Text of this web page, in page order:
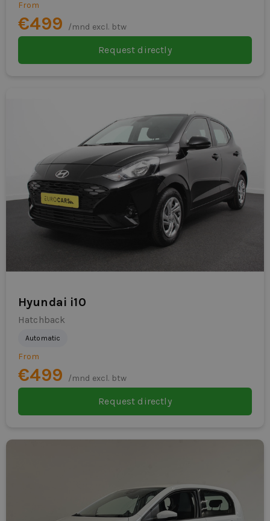
From
€499 /mnd excl. btw
Request directly
Hyundai i10
Hatchback
Automatic
From
€499 /mnd excl. btw
Request directly